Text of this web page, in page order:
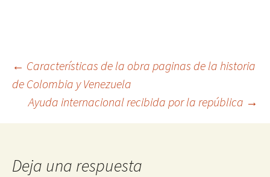
Navegación
de
← Características de la obra paginas de la historia
de Colombia y Venezuela
Ayuda internacional recibida por la república →
Deja una respuesta